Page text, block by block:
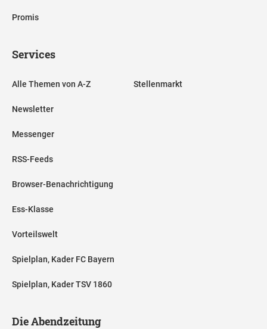
Promis
Services
Alle Themen von A-Z
Newsletter
Messenger
RSS-Feeds
Browser-Benachrichtigung
Ess-Klasse
Vorteilswelt
Spielplan, Kader FC Bayern
Spielplan, Kader TSV 1860
Stellenmarkt
Die Abendzeitung